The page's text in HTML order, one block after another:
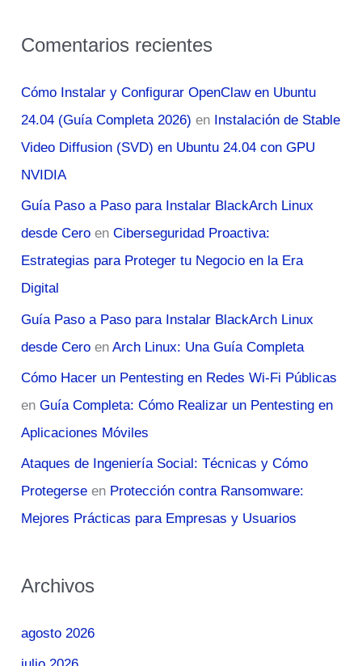
Comentarios recientes
Cómo Instalar y Configurar OpenClaw en Ubuntu
24.04 (Guía Completa 2026) en Instalación de Stable
Video Diffusion (SVD) en Ubuntu 24.04 con GPU
NVIDIA
Guía Paso a Paso para Instalar BlackArch Linux
desde Cero enCiberseguridad Proactiva:
Estrategias para Proteger tu Negocio en la Era
Digital
Guía Paso a Paso para Instalar BlackArch Linux
desde Cero enArch Linux: Una Guía Completa
Cómo Hacer un Pentesting en Redes Wi-Fi Públicas
enGuía Completa: Cómo Realizar un Pentesting en
Aplicaciones Móviles
Ataques de Ingeniería Social: Técnicas y Cómo
Protegerse en Protección contra Ransomware:
Mejores Prácticas para Empresas y Usuarios
Archivos
agosto 2026